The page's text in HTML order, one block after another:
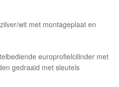
wit met montageplaat en
europrofielcilinder met
gedraaid met sleutels